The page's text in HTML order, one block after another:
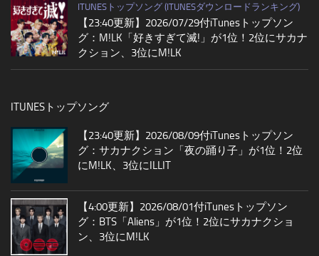
ITUNESトップソング (ITUNESダウンロードランキング)
【23:40更新】2026/07/29付iTunesトップソン
グ：M!LK「好きすぎて滅!」が1位！2位にサカナ
クション、3位にM!LK
ITUNESトップソング
【23:40更新】2026/08/09付iTunesトップソン
グ：サカナクション「夜の踊り子」が1位！2位
にM!LK、3位にILLIT
【4:00更新】2026/08/01付iTunesトップソン
グ：BTS「Aliens」が1位！2位にサカナクショ
ン、3位にM!LK